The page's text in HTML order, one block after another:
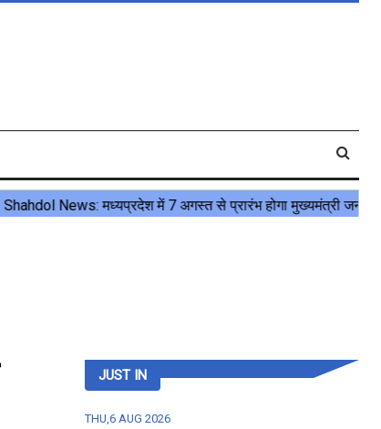
JUST IN
THU,6 AUG 2026